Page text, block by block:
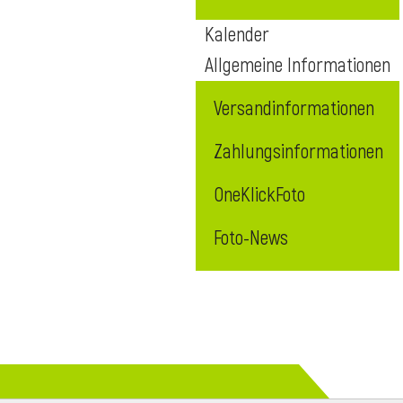
Kalender
Allgemeine Informationen
Versandinformationen
Zahlungsinformationen
OneKlickFoto
Foto-News